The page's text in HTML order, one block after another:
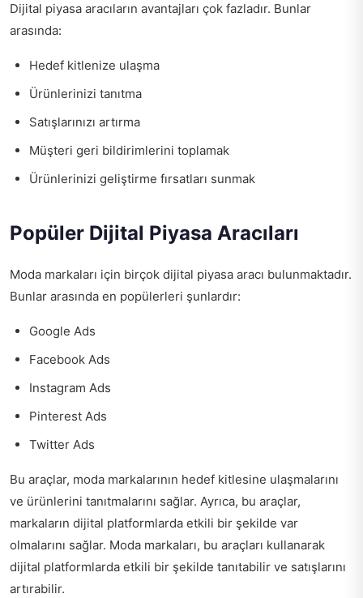
Dijital piyasa aracıların avantajları çok fazladır. Bunlar
arasında:
Hedef kitlenize ulaşma
Ürünlerinizi tanıtma
Satışlarınızı artırma
Müşteri geri bildirimlerini toplamak
Ürünlerinizi geliştirme fırsatları sunmak
Popüler Dijital Piyasa Aracıları
Moda markaları için birçok dijital piyasa aracı bulunmaktadır.
Bunlar arasında en popülerleri şunlardır:
Google Ads
Facebook Ads
Instagram Ads
Pinterest Ads
Twitter Ads
Bu araçlar, moda markalarının hedef kitlesine ulaşmalarını
ve ürünlerini tanıtmalarını sağlar. Ayrıca, bu araçlar,
markaların dijital platformlarda etkili bir şekilde var
olmalarını sağlar. Moda markaları, bu araçları kullanarak
dijital platformlarda etkili bir şekilde tanıtabilir ve satışlarını
artırabilir.